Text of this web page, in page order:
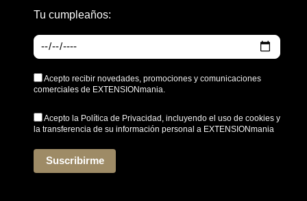
Tu cumpleaños:
Acepto recibir novedades, promociones y comunicaciones
comerciales de EXTENSIONmania.
Acepto la Política de Privacidad , incluyendo el uso de cookies y
la transferencia de su información personal a EXTENSIONmania
Suscribirme